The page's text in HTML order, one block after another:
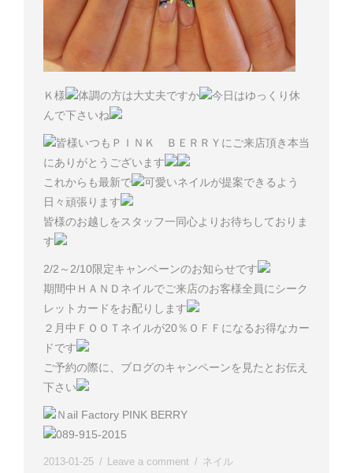
Ｋ様 体調の方は大丈夫ですか
今日はゆっくり休
んで下さいね
皆様いつもＰＩＮＫ ＢＥＲＲＹにご来店頂き本当
にありがとうございます
これからも最新で
可愛いネイルが提案できるよう
日々頑張ります
皆様のお越しをスタッフ一同心よりお待ちしておりま
す
2/2～2/10限定キャンペーンのお知らせです
期間中ＨＡＮＤネイルでご来店のお客様全員にシーク
レットカードをお配りします
２月中ＦＯＯＴネイルが20％ＯＦＦになるお得なカー
ドです
ご予約の際に、ブログのキャンペーンを見たとお伝え
下さい
Ｎail Factory PINK BERRY
089-915-2015
2013-01-25 Leave a comment
ネイル